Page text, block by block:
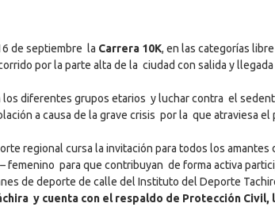
de septiembre la Carrera 10K, en las categorías
por la parte alta de la ciudad con salida y
diferentes grupos etarios y luchar contra el
a causa de la grave crisis por la que atraviesa el
regional cursa la invitación para todos los amantes
femenino para que contribuyan de forma activa
de deporte de calle del Instituto del Deporte
y cuenta con el respaldo de Protección Civil,